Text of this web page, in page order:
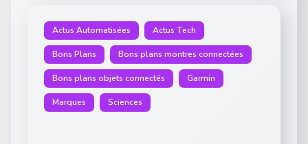
Actus Automatisées Actus Tech
Bons Plans Bons plans montres connectées
Bons plans objets connectés Garmin
Marques Sciences